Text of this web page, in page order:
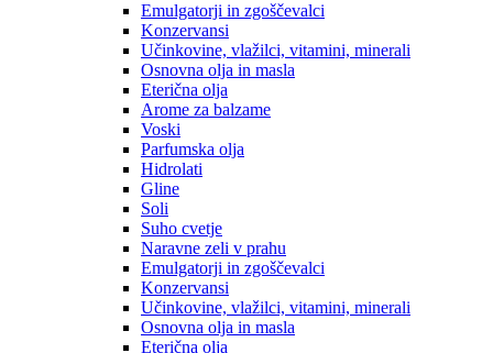
Emulgatorji in zgoščevalci
Konzervansi
Učinkovine, vlažilci, vitamini, minerali
Osnovna olja in masla
Eterična olja
Arome za balzame
Voski
Parfumska olja
Hidrolati
Gline
Soli
Suho cvetje
Naravne zeli v prahu
Emulgatorji in zgoščevalci
Konzervansi
Učinkovine, vlažilci, vitamini, minerali
Osnovna olja in masla
Eterična olja